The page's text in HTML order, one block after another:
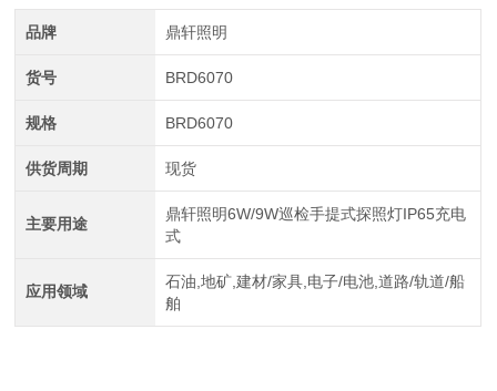
品牌 鼎轩照明
货号 BRD6070
规格 BRD6070
供货周期 现货
主要用途
鼎轩照明6W/9W巡检手提式探照灯IP65充电
式
应用领域
石油,地矿,建材/家具,电子/电池,道路/轨道/船
舶